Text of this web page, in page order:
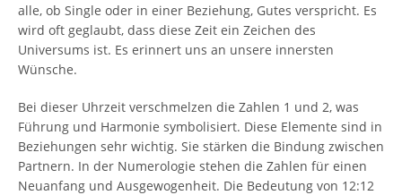
alle, ob Single oder in einer Beziehung, Gutes verspricht. Es
wird oft geglaubt, dass diese Zeit ein Zeichen des
Universums ist. Es erinnert uns an unsere innersten
Wünsche.
Bei dieser Uhrzeit verschmelzen die Zahlen 1 und 2, was
Führung und Harmonie symbolisiert. Diese Elemente sind in
Beziehungen sehr wichtig. Sie stärken die Bindung zwischen
Partnern. In der Numerologie stehen die Zahlen für einen
Neuanfang und Ausgewogenheit. Die Bedeutung von 12:12